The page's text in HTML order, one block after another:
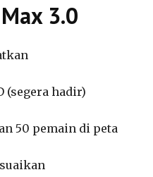
3.0
(segera hadir)
50 pemain di peta